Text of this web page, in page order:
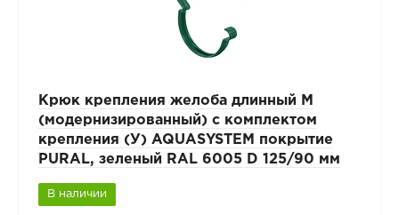
Крюк крепления желоба длинный М
(модернизированный) с комплектом
крепления (У) AQUASYSTEM покрытие
PURAL, зеленый RAL 6005 D 125/90 мм
В наличии